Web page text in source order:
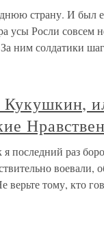
страну. И был
усы Росли совсем
ним солдатики
Кукушкин,
последний раз
воевали,
верьте тому, кто